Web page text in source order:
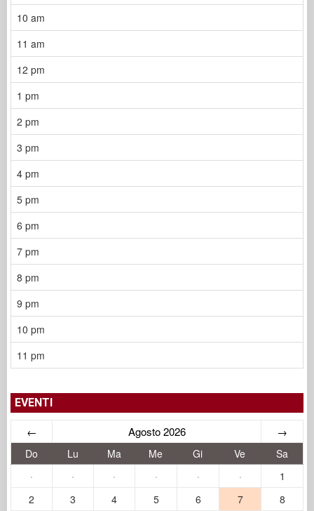
10 am
11 am
12 pm
1 pm
2 pm
3 pm
4 pm
5 pm
6 pm
7 pm
8 pm
9 pm
10 pm
11 pm
EVENTI
← Agosto 2026 →
Do Lu Ma Me Gi Ve
Sa
·
· · · · ·
1
2
3 4 5 6 7 8